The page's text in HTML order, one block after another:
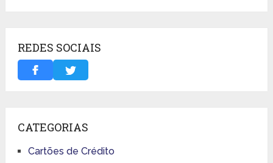
REDES SOCIAIS
CATEGORIAS
Cartões de Crédito